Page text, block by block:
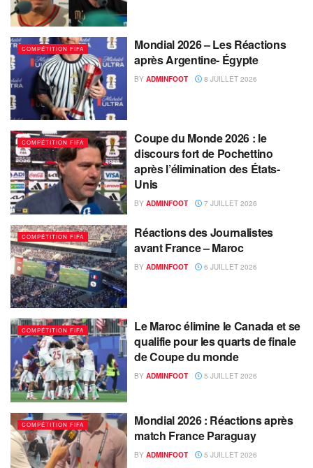
COMPÉTITION FIFA
Mondial 2026 – Les Réactions
après Argentine- Égypte
BY ADMINFOOT 8 JUILLET 2026
COMPÉTITION FIFA
Coupe du Monde 2026 : le
discours fort de Pochettino
après l’élimination des États-
Unis
BY ADMINFOOT 7 JUILLET 2026
COMPÉTITION FIFA
Réactions des Journalistes
avant France – Maroc
BY ADMINFOOT 6 JUILLET 2026
COMPÉTITION FIFA
Le Maroc élimine le Canada et se
qualifie pour les quarts de finale
de Coupe du monde
BY ADMINFOOT 5 JUILLET 2026
COMPÉTITION FIFA
Mondial 2026 : Réactions après
match France Paraguay
BY ADMINFOOT 5 JUILLET 2026